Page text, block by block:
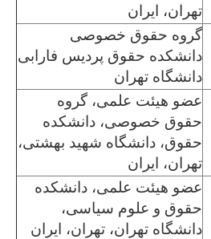
تهران، ایران
گروه حقوق خصوصی
دانشکده حقوق پردیس فارابی
دانشگاه تهران
عضو هیئت علمی، گروه
حقوق خصوصی، دانشکده
حقوق، دانشگاه شهید بهشتی،
تهران، ایران
عضو هیئت علمی، دانشکده
حقوق و علوم سیاسی،
دانشگاه تهران، تهران، ایران